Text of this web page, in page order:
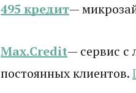
495 кредит—
Max.Credit— сервис с
постоянных клиентов.